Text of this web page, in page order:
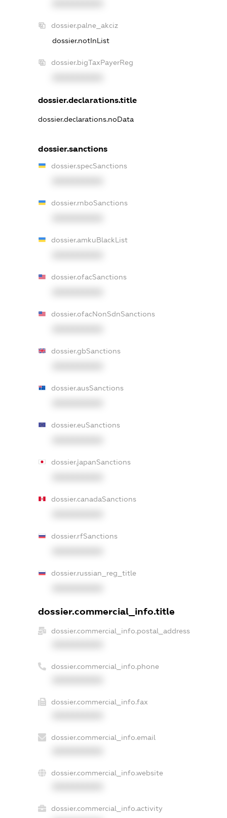
dossier.palne_akciz
dossier.notInList
dossier.bigTaxPayerReg
dossier.declarations.title
dossier.declarations.noData
dossier.sanctions
dossier.specSanctions
dossier.rnboSanctions
dossier.amkuBlackList
dossier.ofacSanctions
dossier.ofacNonSdnSanctions
dossier.gbSanctions
dossier.ausSanctions
dossier.euSanctions
dossier.japanSanctions
dossier.canadaSanctions
dossier.rfSanctions
dossier.russian_reg_title
dossier.commercial_info.title
dossier.commercial_info.postal_address
dossier.commercial_info.phone
dossier.commercial_info.fax
dossier.commercial_info.email
dossier.commercial_info.website
dossier.commercial_info.activity